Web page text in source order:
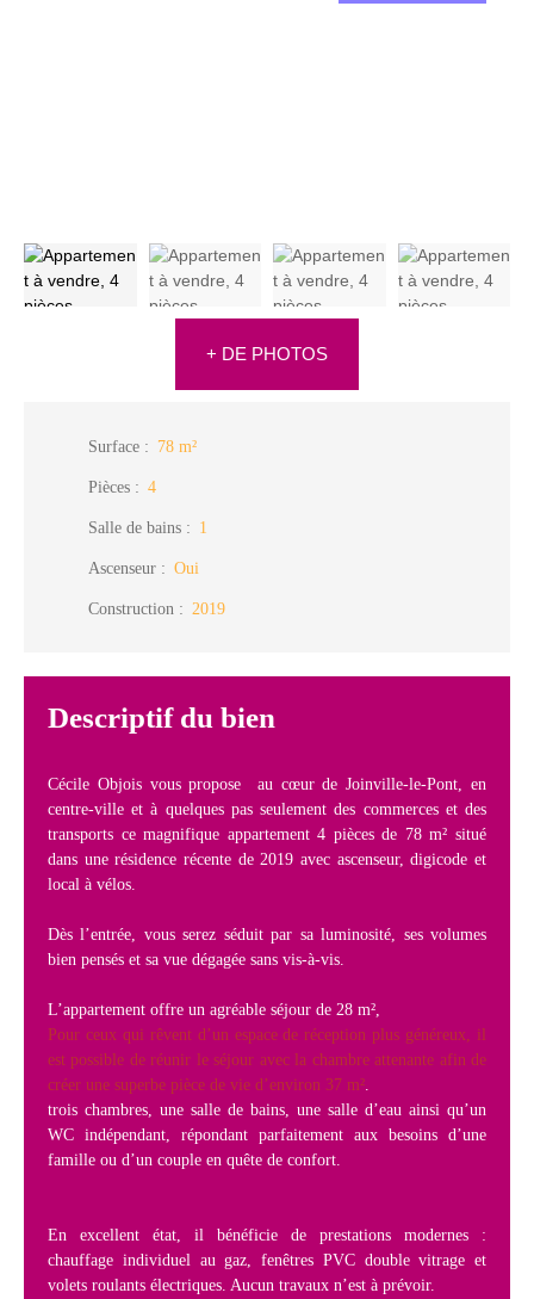
+ DE PHOTOS
Surface : 78 m²
Pièces : 4
Salle de bains : 1
Ascenseur : Oui
Construction : 2019
Descriptif du bien
Cécile Objois vous propose au cœur de Joinville-le-Pont, en
centre-ville et à quelques pas seulement des commerces et des
transports ce magnifique appartement 4 pièces de 78 m² situé
dans une résidence récente de 2019 avec ascenseur, digicode et
local à vélos.
Dès l’entrée, vous serez séduit par sa luminosité, ses volumes
bien pensés et sa vue dégagée sans vis-à-vis.
L’appartement offre un agréable séjour de 28 m²,
Pour ceux qui rêvent d’un espace de réception plus généreux, il
est possible de réunir le séjour avec la chambre attenante afin de
créer une superbe pièce de vie d’environ 37 m²
trois chambres, une salle de bains, une salle d’eau ainsi qu’un
WC indépendant, répondant parfaitement aux besoins d’une
famille ou d’un couple en quête de confort.
En excellent état, il bénéficie de prestations modernes :
chauffage individuel au gaz, fenêtres PVC double vitrage et
volets roulants électriques. Aucun travaux n’est à prévoir.